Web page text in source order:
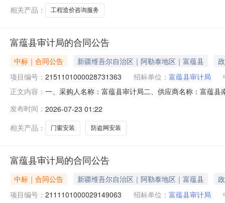
相关产品：
工程造价咨询服务
富蕴县审计局的合同公告
中标｜合同公告 新疆维吾尔自治区｜阿勒泰地区｜富蕴县
项目编号： 2151101000028731363 招标单位： 富蕴县审计局
正文内容： 一、采购人名称：富蕴县审计局二、供应商名称：富蕴
详见附件中的合同文件八、联系方式1、采购人名称：富
发布时间： 2026-07-23 01:22
相关产品：
门窗安装 防盗网安装
富蕴县审计局的合同公告
中标｜合同公告 新疆维吾尔自治区｜阿勒泰地区｜富蕴县
项目编号： 2111101000029149063 招标单位： 富蕴县审计局